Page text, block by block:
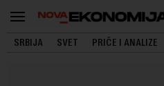
SRBIJA SVET PRIČE I ANALIZE